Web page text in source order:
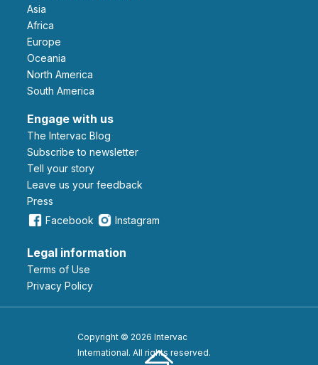
Asia
Africa
Europe
Oceania
North America
South America
Engage with us
The Intervac Blog
Subscribe to newsletter
Tell your story
leave us your feedback
Press
Facebook
Instagram
Legal information
Terms of Use
Privacy Policy
Copyright © 2026 Intervac
International. All rights reserved.